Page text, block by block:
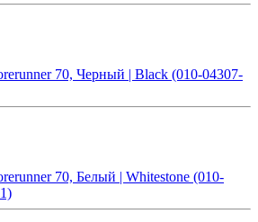
70, Черный | Black (010-04307-
70, Белый | Whitestone (010-